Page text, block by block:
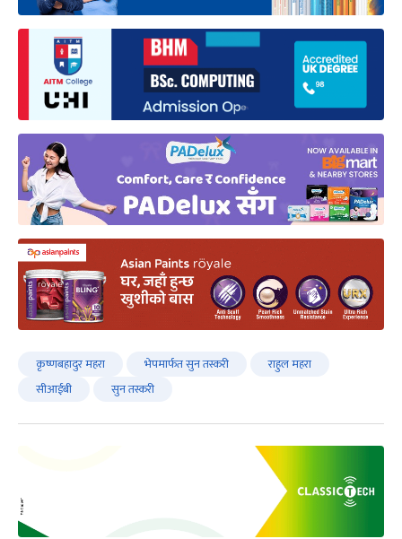
कृष्णबहादुर महरा भेपमार्फत सुन तस्करी
राहुल महरा
सीआईबी
सुन तस्करी